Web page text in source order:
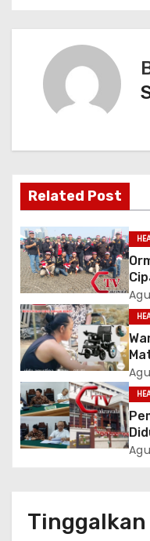
Related Post
Tinggalkan